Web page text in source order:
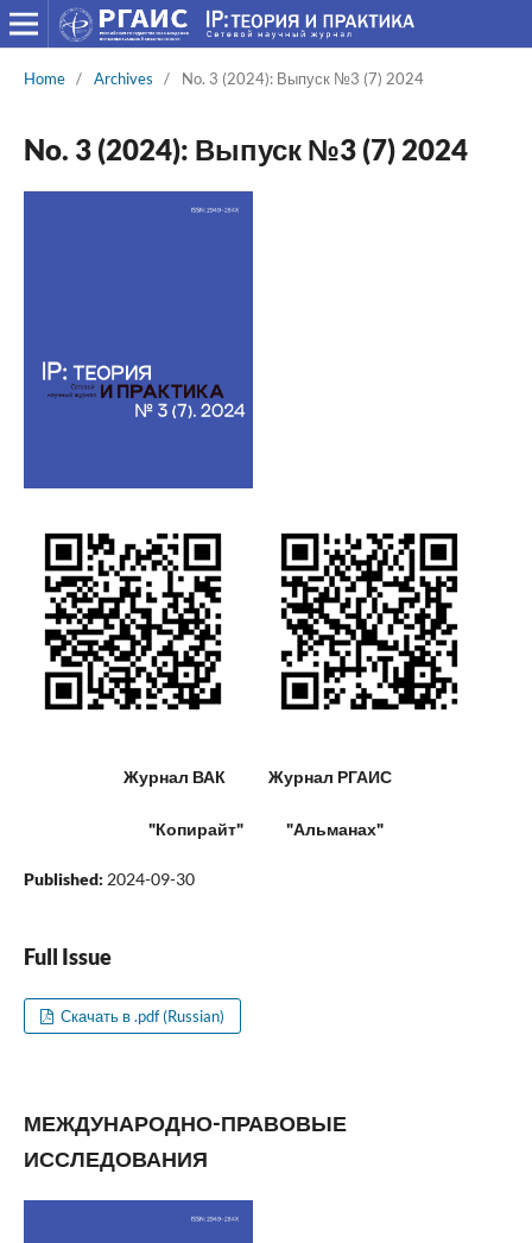
Home / Archives / No. 3 (2024): Выпуск №3 (7) 2024
No. 3 (2024): Выпуск №3 (7) 2024
Журнал ВАК Журнал РГАИС
"Копирайт" "Альманах"
Published: 2024-09-30
Full Issue
Скачать в .pdf (Russian)
МЕЖДУНАРОДНО-ПРАВОВЫЕ
ИССЛЕДОВАНИЯ